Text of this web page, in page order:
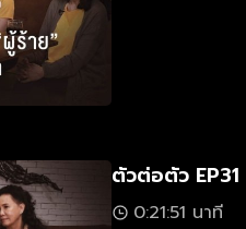
ตัวต่อตัว EP31
0:21:51 นาที